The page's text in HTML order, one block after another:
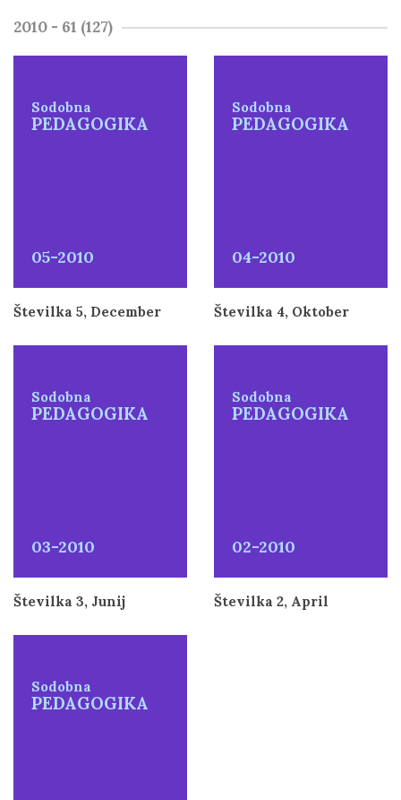
2010 - 61 (127)
Sodobna
PEDAGOGIKA
05-2010
Številka 5, December
Sodobna
PEDAGOGIKA
04-2010
Številka 4, Oktober
Sodobna
PEDAGOGIKA
03-2010
Številka 3, Junij
Sodobna
PEDAGOGIKA
02-2010
Številka 2, April
Sodobna
PEDAGOGIKA